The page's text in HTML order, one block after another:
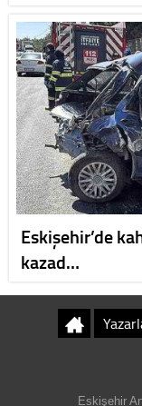
Eskişehir’de
kazad…
Eskişehir